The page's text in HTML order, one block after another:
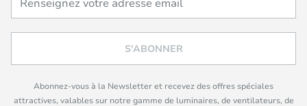
S'ABONNER
Abonnez-vous à la Newsletter et recevez des offres spéciales
attractives, valables sur notre gamme de luminaires, de ventilateurs, de